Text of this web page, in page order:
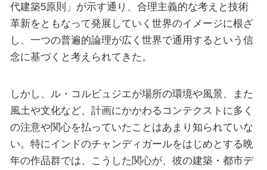
代建築5原則」が示す通り、合理主義的な考えと技術
革新をともなって発展していく世界のイメージに根ざ
し、一つの普遍的論理が広く世界で通用するという信
念に基づくと考えられてきた。
しかし、ル・コルビュジエが場所の環境や風景、また
風土や文化など、計画にかかわるコンテクストに多く
の注意や関心を払っていたことはあまり知られていな
い。特にインドのチャンディガールをはじめとする晩
年の作品群では、こうした関心が、彼の建築・都市デ